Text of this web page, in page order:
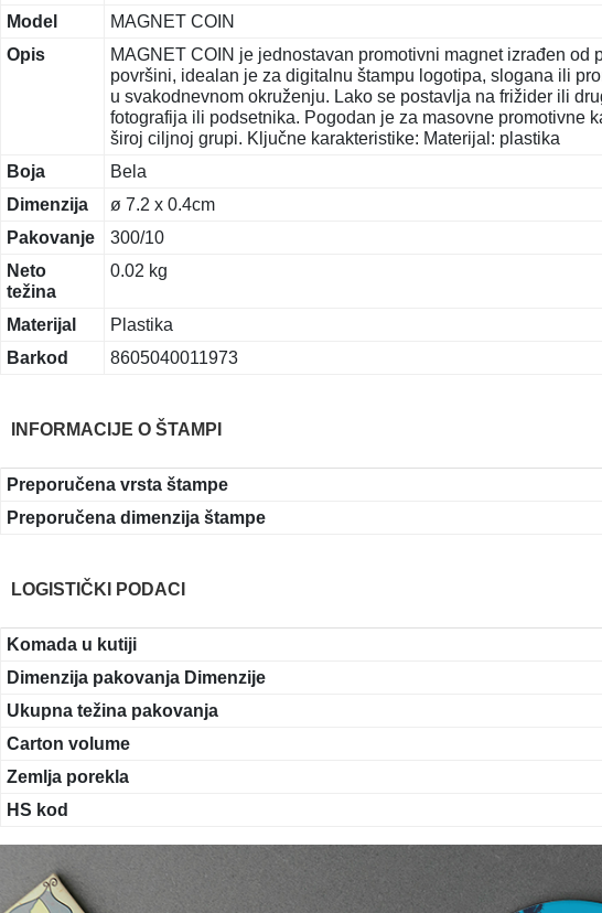
Model
MAGNET COIN
Opis
MAGNET COIN je jednostavan promotivni magnet izrađen
površini, idealan je za digitalnu štampu logotipa, slogana ili
u svakodnevnom okruženju. Lako se postavlja na frižider ili
fotografija ili podsetnika. Pogodan je za masovne promotivne
široj ciljnoj grupi. Ključne karakteristike: Materijal: plastika
Boja
Bela
Dimenzija
ø 7.2 x 0.4cm
Pakovanje
300/10
Neto
težina
0.02 kg
Materijal
Plastika
Barkod
8605040011973
INFORMACIJE O ŠTAMPI
Preporučena vrsta štampe
Preporučena dimenzija štampe
LOGISTIČKI PODACI
Komada u kutiji
Dimenzija pakovanja Dimenzije
Ukupna težina pakovanja
Carton volume
Zemlja porekla
HS kod